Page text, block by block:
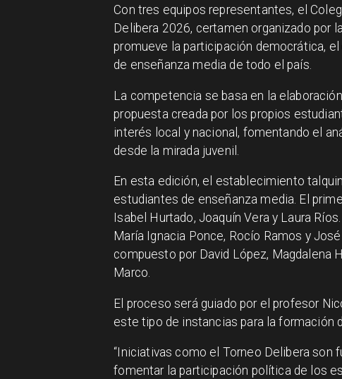
Con tres equipos representantes, el
Delibera 2026, certamen organizado por
promueve la participación democrática,
de enseñanza media de todo el país.
La competencia se basa en la
propuesta creada por los propios
interés local y nacional, fomentando el
desde la mirada juvenil.
En esta edición, el establecimiento
estudiantes de enseñanza media. El
Isabel Hurtado, Joaquín Vera y Laura
María Ignacia Ponce, Rocío Ramos y
compuesto por David López, Magdalena
Marco.
El proceso será guiado por el profesor
este tipo de instancias para la formación
“Iniciativas como el Torneo Delibera son
fomentar la participación política de los